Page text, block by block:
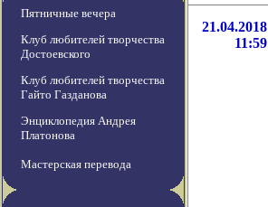
Пятничные вечера
Клуб любителей творчества
Достоевского
Клуб любителей творчества
Гайто Газданова
Энциклопедия Андрея
Платонова
Мастерская перевода
21.04.2018
11:59